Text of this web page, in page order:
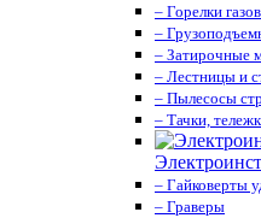
– Горелки
–
– Затирочные
– Лестницы и
– Пылесосы
– Тачки,
– Гайковерты
– Граверы